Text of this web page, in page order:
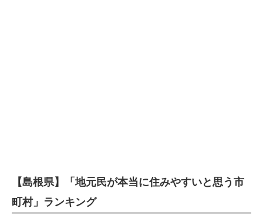
【島根県】「地元民が本当に住みやすいと思う市
町村」ランキング